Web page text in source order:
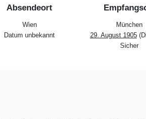
Absendeort
Wien
Datum unbekannt
München
29. August 1905
Sicher